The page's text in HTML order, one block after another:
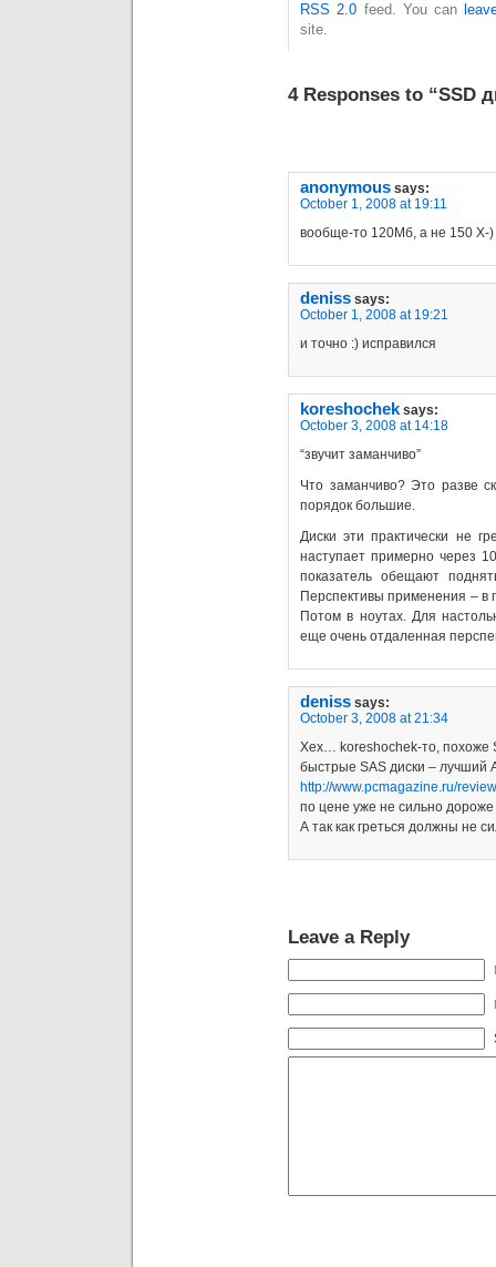
RSS 2.0 feed. You can
site.
4 Responses to “SSD
anonymous says:
October 1, 2008 at 19:11
вообще-то 120Мб, а не 150 X-)
deniss says:
October 1, 2008 at 19:21
и точно :) исправился
koreshochek says:
October 3, 2008 at 14:18
“звучит заманчиво”
Что заманчиво? Это разве
порядок большие.
Диски эти практически не
наступает примерно через
показатель обещают
Перспективы применения – в
Потом в ноутах. Для
еще очень отдаленная
deniss says:
October 3, 2008 at 21:34
Хех… koreshochek-то, похоже
быстрые SAS диски – лучший
http://www.pcmagazine.ru/
по цене уже не сильно дороже
А так как греться должны не
Leave a Reply